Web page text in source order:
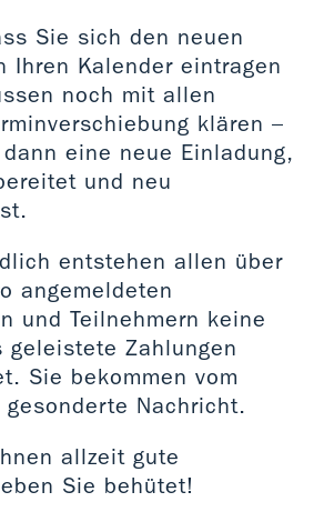
Sie sich den neuen
Ihren Kalender eintragen
noch mit allen
klären –
eine neue Einladung,
und neu
entstehen allen über
angemeldeten
und Teilnehmern keine
geleistete Zahlungen
Sie bekommen vom
Nachricht.
allzeit gute
Sie behütet!